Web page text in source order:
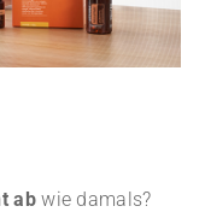
abwie damals?